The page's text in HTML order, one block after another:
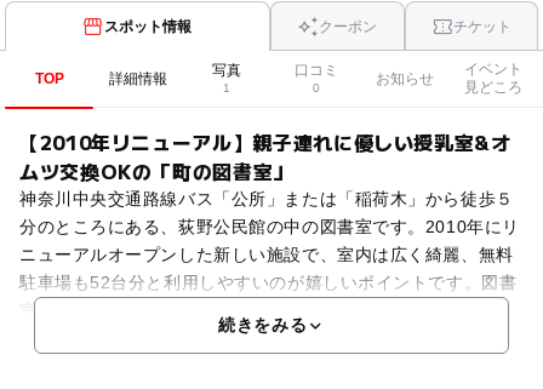
スポット情報 クーポン チケット
TOP 詳細情報 写真
1
口コミ
0
お知らせ
イベント
見どころ
【2010年リニューアル】親子連れに優しい授乳室&オ
ムツ交換OKの「町の図書室」
神奈川中央交通路線バス「公所」または「稲荷木」から徒歩５
分のところにある、荻野公民館の中の図書室です。2010年にリ
ニューアルオープンした新しい施設で、室内は広く綺麗、無料
駐車場も52台分と利用しやすいのが嬉しいポイントです。図書
室では約2,300冊の子ども向け絵本とCDが並び、
続きをみる